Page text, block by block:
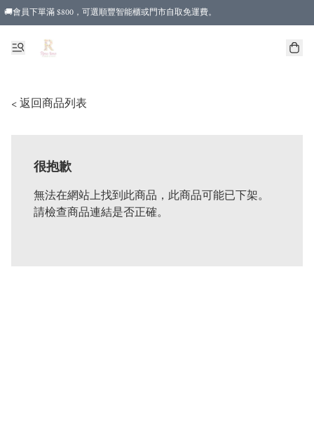
🚚會員下單滿 $800，可選順豐智能櫃或門市自取免運費。
< 返回商品列表
很抱歉
無法在網站上找到此商品，此商品可能已下架。
請檢查商品連結是否正確。